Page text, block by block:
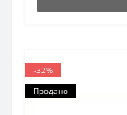
-32%
Продано